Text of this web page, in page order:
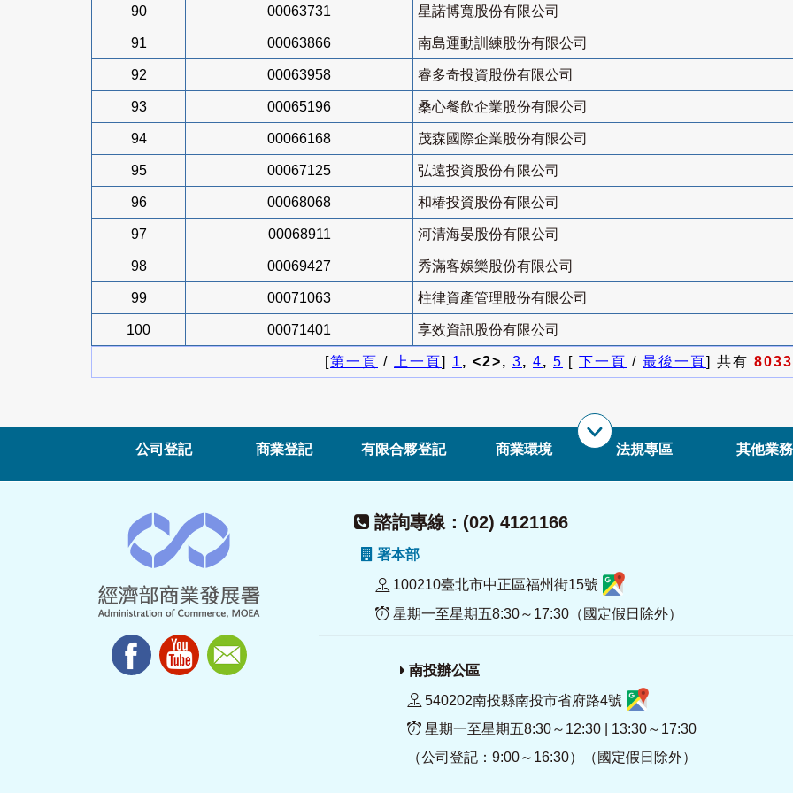
90 00063731 星諾博寬股份有限公司
91 00063866 南島運動訓練股份有限公司
92 00063958 睿多奇投資股份有限公司
93 00065196 桑心餐飲企業股份有限公司
94 00066168 茂森國際企業股份有限公司
95 00067125 弘遠投資股份有限公司
96 00068068 和椿投資股份有限公司
97 00068911 河清海晏股份有限公司
98 00069427 秀滿客娛樂股份有限公司
99 00071063 柱律資產管理股份有限公司
100 00071401 享效資訊股份有限公司
[第一頁 / 上一頁] 1, <2>, 3, 4, 5 [ 下一頁 / 最後一頁] 共有 8033
公司登記 商業登記 有限合夥登記 商業環境 法規專區 其他業務
諮詢專線：(02) 4121166
署本部
100210臺北市中正區福州街15號
星期一至星期五8:30～17:30（國定假日除外）
南投辦公區
540202南投縣南投市省府路4號
星期一至星期五8:30～12:30 | 13:30～17:30
（公司登記：9:00～16:30）（國定假日除外）